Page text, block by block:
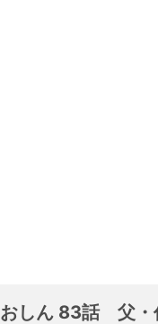
おしん 83話 父・